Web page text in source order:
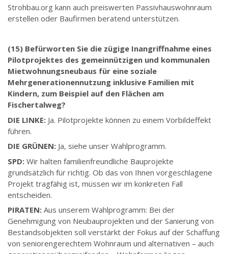
Strohbau.org kann auch preiswerten Passivhauswohnraum
erstellen oder Baufirmen beratend unterstützen.
(15) Befürworten Sie die zügige Inangriffnahme eines
Pilotprojektes des gemeinnützigen und kommunalen
Mietwohnungsneubaus für eine soziale
Mehrgenerationennutzung inklusive Familien mit
Kindern, zum Beispiel auf den Flächen am
Fischertalweg?
DIE LINKE: Ja. Pilotprojekte können zu einem Vorbildeffekt
führen.
DIE GRÜNEN: Ja, siehe unser Wahlprogramm.
SPD: Wir halten familienfreundliche Bauprojekte
grundsätzlich für richtig. Ob das von Ihnen vorgeschlagene
Projekt tragfähig ist, müssen wir im konkreten Fall
entscheiden.
PIRATEN: Aus unserem Wahlprogramm: Bei der
Genehmigung von Neubauprojekten und der Sanierung von
Bestandsobjekten soll verstärkt der Fokus auf der Schaffung
von seniorengerechtem Wohnraum und alternativen – auch